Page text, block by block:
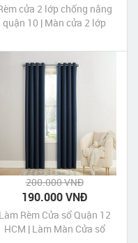
cửa 2 lớp chống nắng
quận 10 | Màn cửa 2 lớp
HCM
200.000 VNĐ
190.000 VNĐ
Làm Rèm Cửa sổ Quận 12
HCM | Làm Màn Cửa sổ